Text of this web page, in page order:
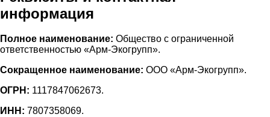
информация
Полное наименование: Общество с ограниченной
ответственностью «Арм-Экогрупп».
Сокращенное наименование: ООО «Арм-Экогрупп».
ОГРН: 1117847062673.
ИНН: 7807358069.